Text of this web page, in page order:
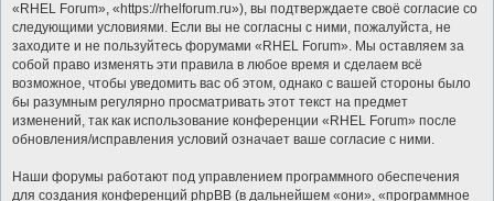
«RHEL Forum», «https://rhelforum.ru»), вы подтверждаете своё согласие со
следующими условиями. Если вы не согласны с ними, пожалуйста, не
заходите и не пользуйтесь форумами «RHEL Forum». Мы оставляем за
собой право изменять эти правила в любое время и сделаем всё
возможное, чтобы уведомить вас об этом, однако с вашей стороны было
бы разумным регулярно просматривать этот текст на предмет
изменений, так как использование конференции «RHEL Forum» после
обновления/исправления условий означает ваше согласие с ними.
Наши форумы работают под управлением программного обеспечения
для создания конференций phpBB (в дальнейшем «они», «программное